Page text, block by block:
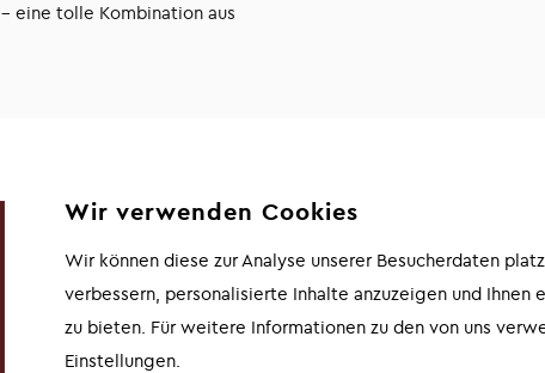
– eine tolle Kombination aus
Wir verwenden Cookies
Wir können diese zur Analyse unserer Besucherdaten
verbessern, personalisierte Inhalte anzuzeigen und
zu bieten. Für weitere Informationen zu den von uns
Einstellungen.